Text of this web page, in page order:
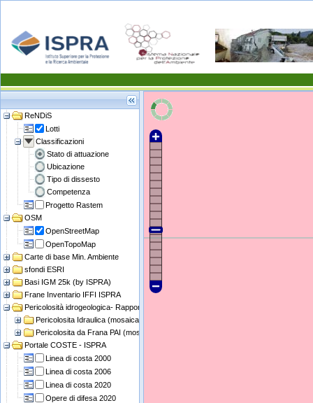
ReNDiS
Lotti
Classificazioni
Stato di attuazione
Ubicazione
Tipo di dissesto
Competenza
Progetto Rastem
OSM
OpenStreetMap
OpenTopoMap
Carte di base Min. Ambiente
sfondi ESRI
Basi IGM 25k (by ISPRA)
Frane Inventario IFFI ISPRA
Pericolosità idrogeologica- Rapporto ISPRA 2021
Pericolosita Idraulica (mosaicatura ISPRA)
Pericolosita da Frana PAI (mosaicatura ISPRA)
Portale COSTE - ISPRA
Linea di costa 2000
Linea di costa 2006
Linea di costa 2020
Opere di difesa 2020